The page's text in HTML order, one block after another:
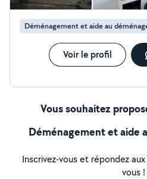
Déménagement et aide au
Voir le profil
Vous souhaitez
Déménagement et aide
Inscrivez-vous et répondez
vous !